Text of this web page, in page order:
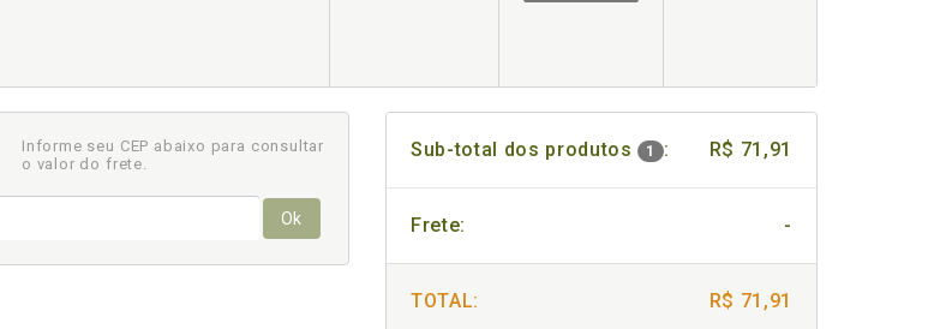
Informe seu CEP abaixo para consultar
o valor do frete.
Ok
Sub-total dos produtos 1 : R$ 71,91
Frete: -
TOTAL: R$ 71,91